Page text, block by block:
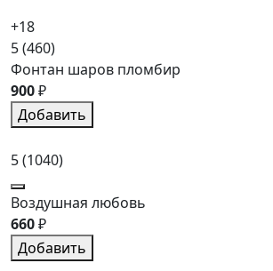
+18
5(460)
Фонтан шаров пломбир
900₽
Добавить
5(1040)
Воздушная любовь
660₽
Добавить